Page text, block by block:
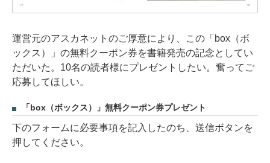
運営元のアスカネットのご厚意により、この「box（ボ
ックス）」の無料クーポン券を書籍発売の記念としてい
ただいた。10名の読者様にプレゼントしたい。奮ってご
応募してほしい。
「box（ボックス）」無料クーポン券プレゼント
下のフォームに必要事項を記入したのち、送信ボタンを
押してください。